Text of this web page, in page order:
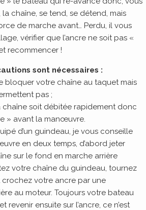
chaîne, se tend, se détend, mais
de marche avant… Perdu, il vous
vérifier que l’ancre ne soit pas «
recommencer !
sont nécessaires :
bloquer votre chaîne au taquet mais
pas ;
chaîne soit débitée rapidement donc
» avant la manœuvre.
d’un guindeau, je vous conseille
en deux temps, d’abord jeter
sur le fond en marche arrière
votre chaîne du guindeau, tournez
votre ancre par une
au moteur. Toujours votre bateau
revenir ensuite sur l’ancre, ce n’est